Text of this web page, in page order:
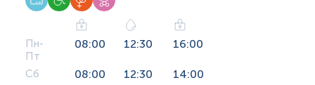
Пн-
Пт
08:00 12:30 16:00
Сб 08:00 12:30 14:00